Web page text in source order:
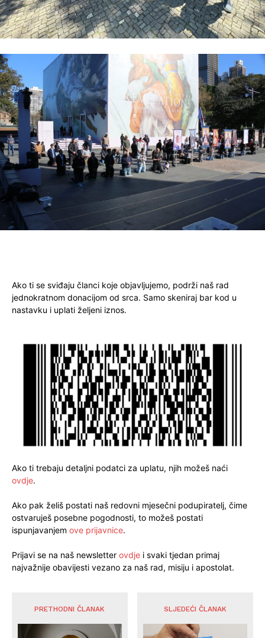
Ako ti se sviđaju članci koje objavljujemo, podrži naš rad
jednokratnom donacijom od srca. Samo skeniraj bar kod u
nastavku i uplati željeni iznos.
Ako ti trebaju detaljni podatci za uplatu, njih možeš naći
ovdje.
Ako pak želiš postati naš redovni mjesečni podupiratelj, čime
ostvaruješ posebne pogodnosti, to možeš postati
ispunjavanjem ove prijavnice.
Prijavi se na naš newsletter ovdje i svaki tjedan primaj
najvažnije obavijesti vezano za naš rad, misiju i apostolat.
PRETHODNI ČLANAK SLJEDEĆI ČLANAK